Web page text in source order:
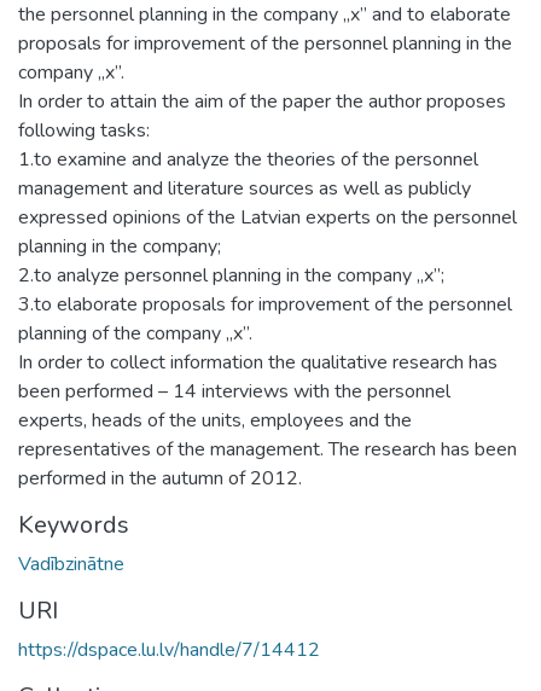
the personnel planning in the company „x” and to elaborate
proposals for improvement of the personnel planning in the
company „x”.
In order to attain the aim of the paper the author proposes
following tasks:
1.to examine and analyze the theories of the personnel
management and literature sources as well as publicly
expressed opinions of the Latvian experts on the personnel
planning in the company;
2.to analyze personnel planning in the company „x”;
3.to elaborate proposals for improvement of the personnel
planning of the company „x”.
In order to collect information the qualitative research has
been performed – 14 interviews with the personnel
experts, heads of the units, employees and the
representatives of the management. The research has been
performed in the autumn of 2012.
Keywords
Vadībzinātne
URI
https://dspace.lu.lv/handle/7/14412